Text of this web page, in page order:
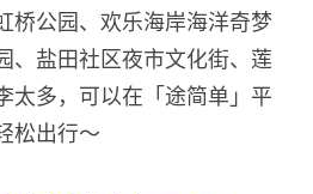
桥公园、欢乐海岸海洋奇梦
、盐田社区夜市文化街、莲
太多，可以在「途简单」平
松出行～